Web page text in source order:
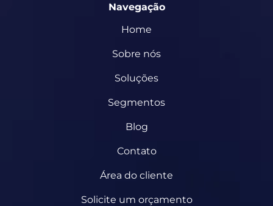
Navegação
Home
Sobre nós
Soluções
Segmentos
Blog
Contato
Área do cliente
Solicite um orçamento